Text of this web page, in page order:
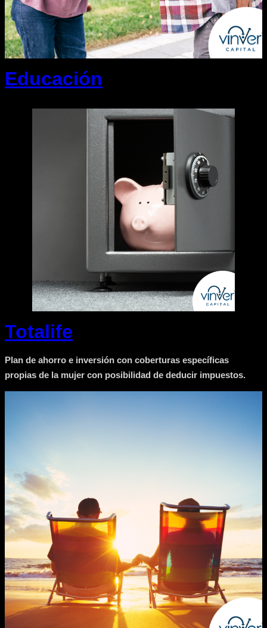
Educación
Totalife
Plan de ahorro e inversión con coberturas específicas
propias de la mujer con posibilidad de deducir impuestos.